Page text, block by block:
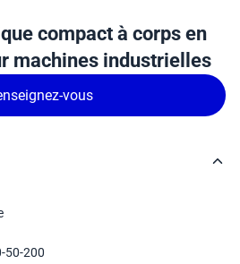
compact à corps en
machines industrielles
vous
50-200